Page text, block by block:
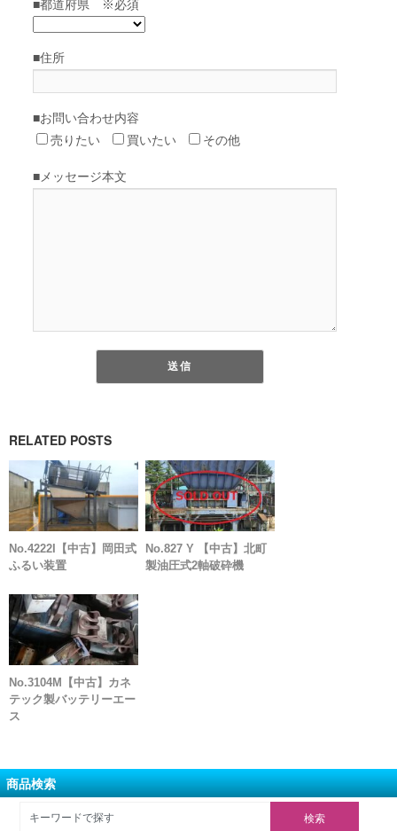
RELATED POSTS
No.4222I【中古】岡田式
ふるい装置
No.827 Y 【中古】北町
製油圧式2軸破砕機
No.3104M【中古】カネ
テック製バッテリーエー
ス
商品検索